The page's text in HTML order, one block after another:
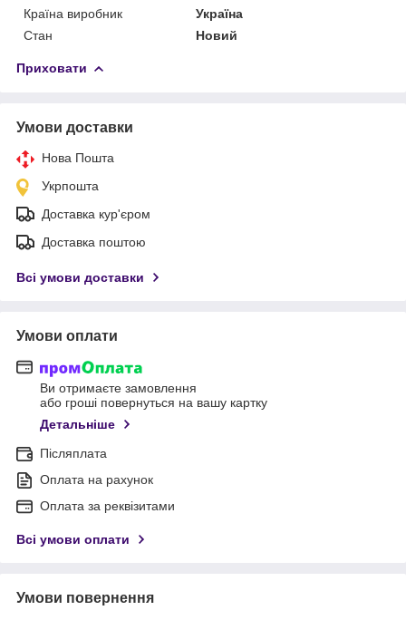
Країна виробник
Україна
Стан
Новий
Приховати
Умови доставки
Нова Пошта
Укрпошта
Доставка кур'єром
Доставка поштою
Всі умови доставки
Умови оплати
Ви отримаєте замовлення
або гроші повернуться на вашу картку
Детальніше
Післяплата
Оплата на рахунок
Оплата за реквізитами
Всі умови оплати
Умови повернення